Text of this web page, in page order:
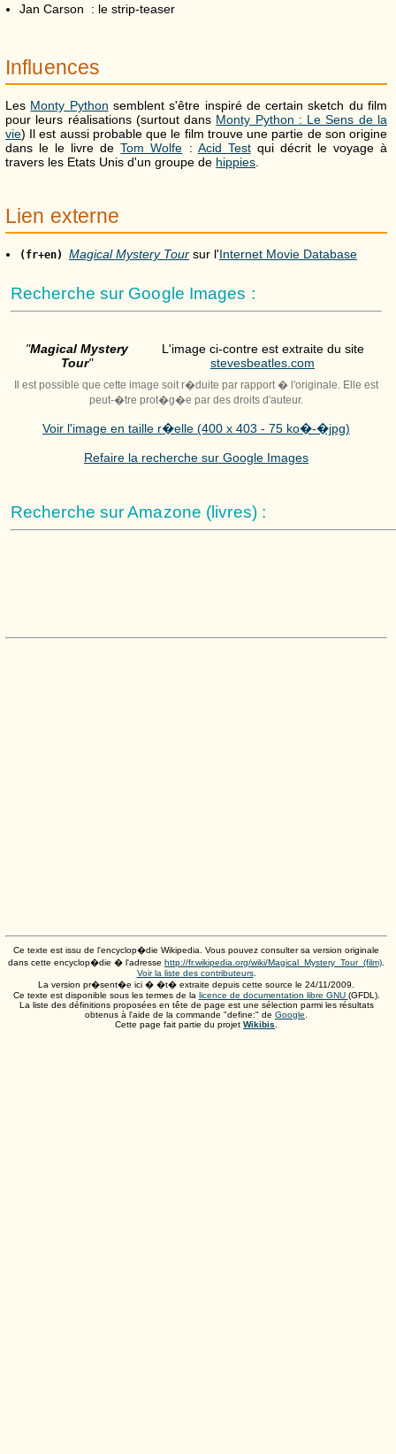
Jan Carson : le strip-teaser
Influences
Les Monty Python semblent s'être inspiré de certain sketch du film
pour leurs réalisations (surtout dans Monty Python : Le Sens de la
vie) Il est aussi probable que le film trouve une partie de son origine
dans le le livre deTom Wolfe : Acid Testqui décrit le voyage à
travers les Etats Unis d'un groupe de hippies
Lien externe
(fr+en) Magical Mystery Tour sur l'Internet Movie Database
Recherche sur Google Images :
"Magical Mystery
Tour"
L'image ci-contre est extraite du site
stevesbeatles.com
Il est possible que cette image soit r�duite par rapport � l'originale. Elle est
peut-�tre prot�g�e par des droits d'auteur.
Voir l'image en taille r�elle (400 x 403 - 75 ko�-�jpg)
Refaire la recherche sur Google Images
Recherche sur Amazone (livres) :
Ce texte est issu de l'encyclop�die Wikipedia. Vous pouvez consulter sa version originale
dans cette encyclop�die � l'adresse http://fr.wikipedia.org/wiki/Magical_Mystery_Tour_(film)
Voir la liste des contributeurs.
La version pr�sent�e ici � �t� extraite depuis cette source le 24/11/2009
Ce texte est disponible sous les termes de la licence de documentation libre GNU (GFDL).
La liste des définitions proposées en tête de page est une sélection parmi les résultats
obtenus à l'aide de la commande "define:" de Google
Cette page fait partie du projet Wikibis